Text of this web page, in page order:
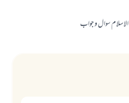
الاسلام سوال و جواب